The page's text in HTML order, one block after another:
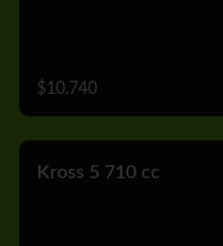
$10.740
Kross 5 710 cc